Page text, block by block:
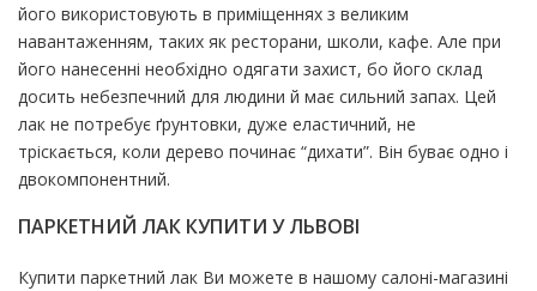
його використовують в приміщеннях з великим
навантаженням, таких як ресторани, школи, кафе. Але при
його нанесенні необхідно одягати захист, бо його склад
досить небезпечний для людини й має сильний запах. Цей
лак не потребує ґрунтовки, дуже еластичний, не
тріскається, коли дерево починає “дихати”. Він буває одно і
двокомпонентний.
ПАРКЕТНИЙ ЛАК КУПИТИ У ЛЬВОВІ
Купити паркетний лак Ви можете в нашому салоні-магазині